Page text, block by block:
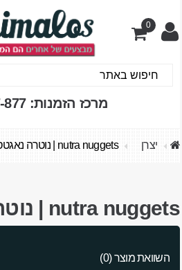
0
מרכז הזמנות: 1700-557-877
יצרן nutra nuggets | נוטרה נאגטס
nutra nuggets | נוטרה נאגטס
השוואת מוצר (0)